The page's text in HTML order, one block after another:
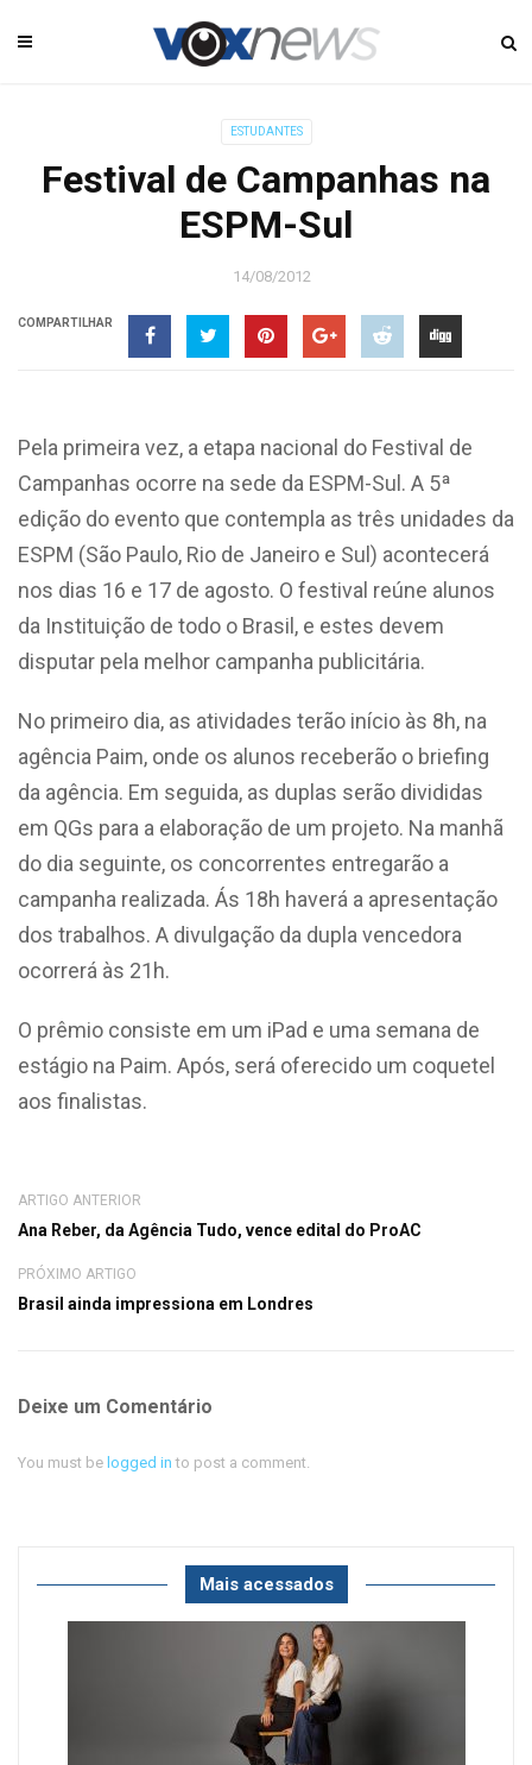
ESTUDANTES
Festival de Campanhas na
ESPM-Sul
14/08/2012
COMPARTILHAR
Pela primeira vez, a etapa nacional do Festival de
Campanhas ocorre na sede da ESPM-Sul. A 5ª
edição do evento que contempla as três unidades da
ESPM (São Paulo, Rio de Janeiro e Sul) acontecerá
nos dias 16 e 17 de agosto. O festival reúne alunos
da Instituição de todo o Brasil, e estes devem
disputar pela melhor campanha publicitária.
No primeiro dia, as atividades terão início às 8h, na
agência Paim, onde os alunos receberão o briefing
da agência. Em seguida, as duplas serão divididas
em QGs para a elaboração de um projeto. Na manhã
do dia seguinte, os concorrentes entregarão a
campanha realizada. Ás 18h haverá a apresentação
dos trabalhos. A divulgação da dupla vencedora
ocorrerá às 21h.
O prêmio consiste em um iPad e uma semana de
estágio na Paim. Após, será oferecido um coquetel
aos finalistas.
ARTIGO ANTERIOR
Ana Reber, da Agência Tudo, vence edital do ProAC
PRÓXIMO ARTIGO
Brasil ainda impressiona em Londres
Deixe um Comentário
You must be logged in to post a comment.
Mais acessados